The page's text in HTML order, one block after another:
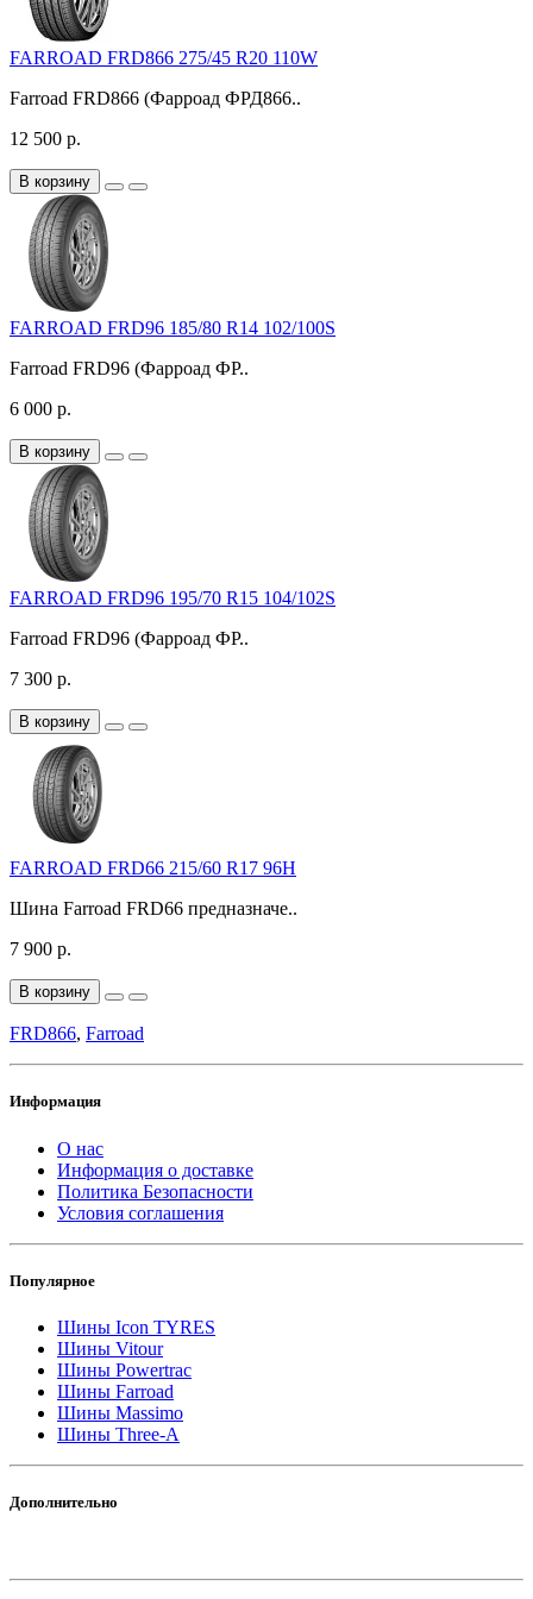
FARROAD FRD866 275/45 R20 110W
Farroad FRD866 (Фарроад ФРД866..
12 500 р.
В корзину
FARROAD FRD96 185/80 R14 102/100S
Farroad FRD96 (Фарроад ФР..
6 000 р.
В корзину
FARROAD FRD96 195/70 R15 104/102S
Farroad FRD96 (Фарроад ФР..
7 300 р.
В корзину
FARROAD FRD66 215/60 R17 96H
Шина Farroad FRD66 предназначе..
7 900 р.
В корзину
FRD866, Farroad
Информация
О нас
Информация о доставке
Политика Безопасности
Условия соглашения
Популярное
Шины Icon TYRES
Шины Vitour
Шины Powertrac
Шины Farroad
Шины Massimo
Шины Three-A
Дополнительно